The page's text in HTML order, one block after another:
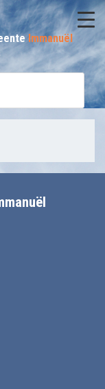
Immanuël